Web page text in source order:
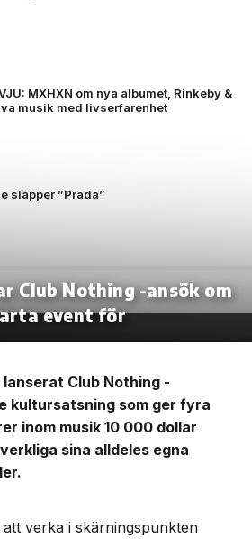
MXHXN om nya albumet, Rinkeby &
musik med livserfarenhet
släpper ”Prada”
Club Nothing -ansök om
event för
Club Nothing -
kultursatsning som ger fyra
inom musik 10 000 dollar
sina alldeles egna
verka i skärningspunkten